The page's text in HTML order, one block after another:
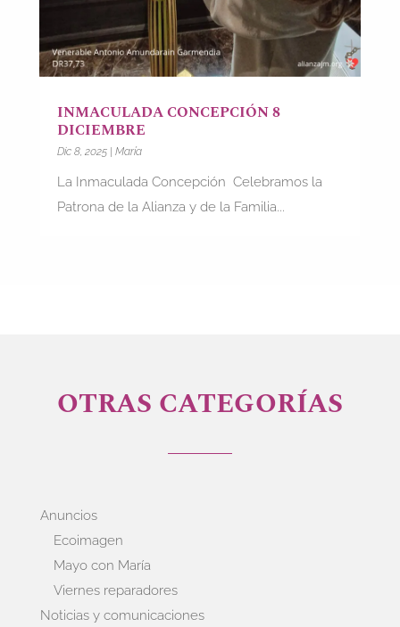
INMACULADA CONCEPCIÓN 8
DICIEMBRE
Dic 8, 2025| María
La Inmaculada Concepción Celebramos la
Patrona de la Alianza y de la Familia...
OTRAS CATEGORÍAS
Anuncios
Ecoimagen
Mayo con María
Viernes reparadores
Noticias y comunicaciones